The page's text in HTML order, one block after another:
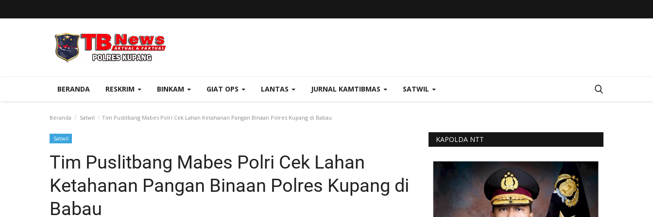
BERANDA RESKRIM BINKAM GIAT OPS LANTAS JURNAL KAMTIBMAS SATWIL
Beranda Satwil Tim Puslitbang Mabes Polri Cek Lahan Ketahanan Pangan Binaan Polres Kupang di Babau
Satwil
Tim Puslitbang Mabes Polri Cek Lahan
Ketahanan Pangan Binaan Polres Kupang di
Babau
KAPOLDA NTT